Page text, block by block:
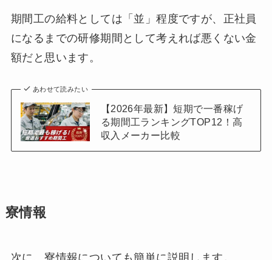
期間工の給料としては「並」程度ですが、正社員
になるまでの研修期間として考えれば悪くない金
額だと思います。
あわせて読みたい
【2026年最新】短期で一番稼げ
る期間工ランキングTOP12！高
収入メーカー比較
寮情報